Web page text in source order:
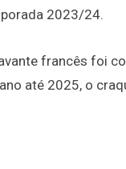
2023/24.
francês foi
até 2025, o